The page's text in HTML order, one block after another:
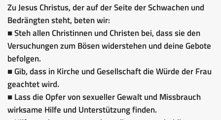
Zu Jesus Christus, der auf der Seite der Schwachen und
Bedrängten steht, beten wir:
■ Steh allen Christinnen und Christen bei, dass sie den
Versuchungen zum Bösen widerstehen und deine Gebote
befolgen.
■ Gib, dass in Kirche und Gesellschaft die Würde der Frau
geachtet wird.
■ Lass die Opfer von sexueller Gewalt und Missbrauch
wirksame Hilfe und Unterstützung finden.